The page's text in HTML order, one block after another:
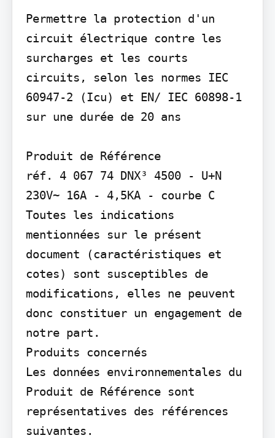
Permettre la protection d'un
circuit électrique contre les
surcharges et les courts
circuits, selon les normes IEC
60947-2 (Icu) et EN/ IEC 60898-1
sur une durée de 20 ans
Produit de Référence
réf. 4 067 74 DNX³ 4500 - U+N
230V~ 16A - 4,5KA - courbe C
Toutes les indications
mentionnées sur le présent
document (caractéristiques et
cotes) sont susceptibles de
modifications, elles ne peuvent
donc constituer un engagement de
notre part.
Produits concernés
Les données environnementales du
Produit de Référence sont
représentatives des références
suivantes.